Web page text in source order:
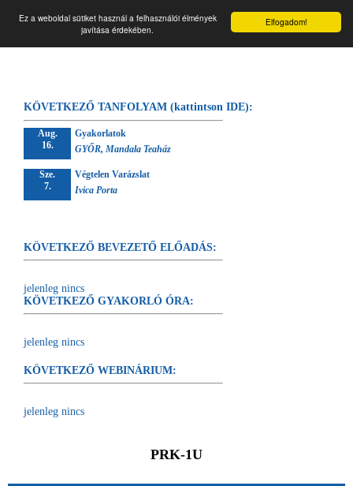
Elfogadom!
Ez a weboldal sütiket használ a felhasználói élmények
javítása érdekében.
Végtelen forrás ☰
KÖVETKEZŐ TANFOLYAM (kattintson IDE):
Aug.
16.
Gyakorlatok
GYŐR, Mandala Teaház
Sze.
7.
Végtelen Varázslat
Ivica Porta
KÖVETKEZŐ BEVEZETŐ ELŐADÁS:
jelenleg nincs
KÖVETKEZŐ GYAKORLÓ ÓRA:
jelenleg nincs
KÖVETKEZŐ WEBINÁRIUM:
jelenleg nincs
PRK-1U